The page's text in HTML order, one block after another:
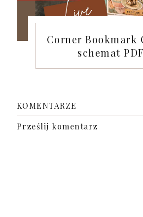
Corner Bookmark
schemat PDF
KOMENTARZE
Prześlij komentarz